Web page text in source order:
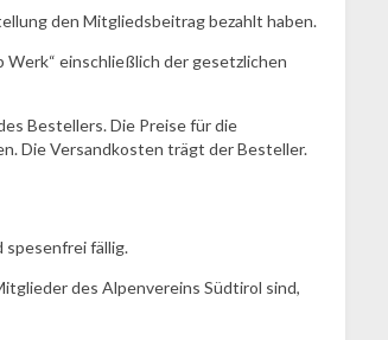
den Mitgliedsbeitrag bezahlt haben.
einschließlich der gesetzlichen
Bestellers. Die Preise für die
Die Versandkosten trägt der Besteller.
spesenfrei fällig.
des Alpenvereins Südtirol sind,